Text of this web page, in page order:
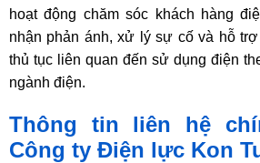
hoạt động chăm sóc khách hàng
nhận phản ánh, xử lý sự cố và hỗ
thủ tục liên quan đến sử dụng điện
ngành điện.
Thông tin liên hệ
Công ty Điện lực Kon